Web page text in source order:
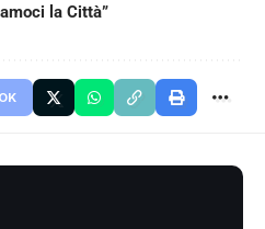
la Città”